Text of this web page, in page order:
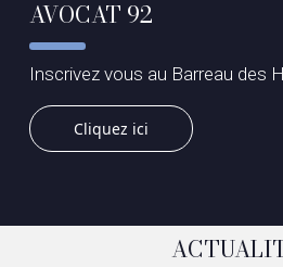
AVOCAT 92
Inscrivez vous au Barreau des
Cliquez ici